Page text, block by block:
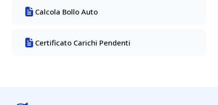
Calcola Bollo Auto
Certificato Carichi Pendenti